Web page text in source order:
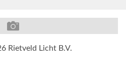
Rietveld Licht B.V.